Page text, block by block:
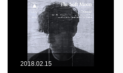
2018.02.15